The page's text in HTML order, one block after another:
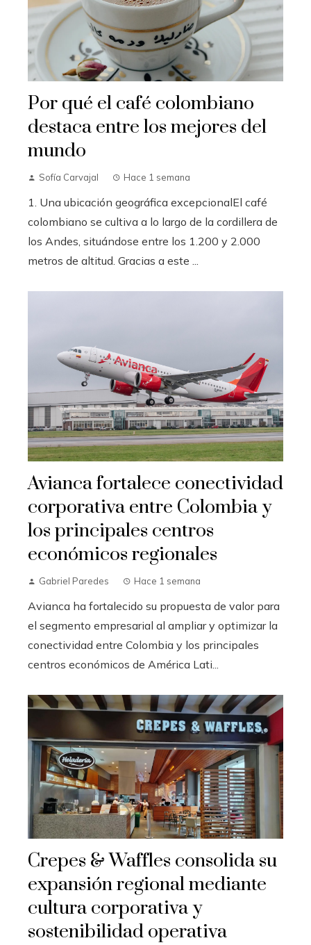
Por qué el café colombiano
destaca entre los mejores del
mundo
Sofía Carvajal Hace 1 semana
1. Una ubicación geográfica excepcionalEl café
colombiano se cultiva a lo largo de la cordillera de
los Andes, situándose entre los 1.200 y 2.000
metros de altitud. Gracias a este ...
Avianca fortalece conectividad
corporativa entre Colombia y
los principales centros
económicos regionales
Gabriel Paredes Hace 1 semana
Avianca ha fortalecido su propuesta de valor para
el segmento empresarial al ampliar y optimizar la
conectividad entre Colombia y los principales
centros económicos de América Lati...
Crepes & Waffles consolida su
expansión regional mediante
cultura corporativa y
sostenibilidad operativa